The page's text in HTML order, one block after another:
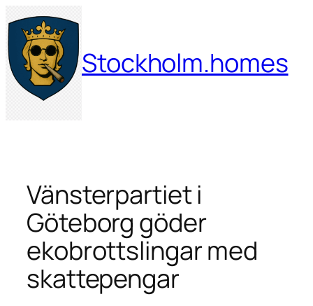
Hoppa
till
innehåll
Stockholm.homes
Vänsterpartiet i
Göteborg göder
ekobrottslingar med
skattepengar